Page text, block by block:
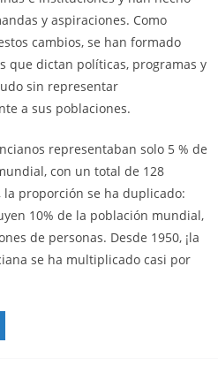
y aspiraciones. Como
cambios, se han formado
que dictan políticas, programas y
sin representar
a sus poblaciones.
representaban solo 5 % de
con un total de 128
la proporción se ha duplicado:
10% de la población mundial,
de personas. Desde 1950, ¡la
se ha multiplicado casi por